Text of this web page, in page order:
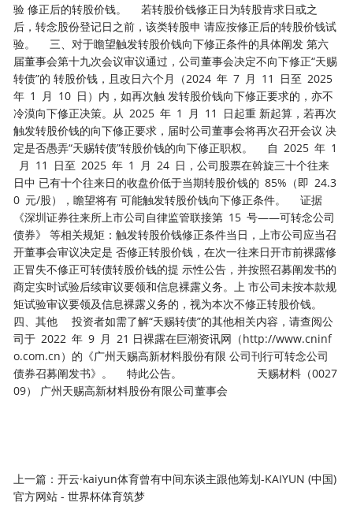
验 修正后的转股价钱。 若转股价钱修正日为转股肯求日或之
后，转念股份登记日之前，该类转股申 请应按修正后的转股价钱试
验。 三、对于瞻望触发转股价钱向下修正条件的具体阐发 第六
届董事会第十九次会议审议通过，公司董事会决定不向下修正“天赐
转债”的 转股价钱，且改日六个月（2024 年 7 月 11 日至 2025
年 1 月 10 日）内，如再次触 发转股价钱向下修正要求的，亦不
冷漠向下修正决策。从 2025 年 1 月 11 日起重 新起算，若再次
触发转股价钱的向下修正要求，届时公司董事会将再次召开会议 决
定是否愚弄“天赐转债”转股价钱的向下修正职权。 自 2025 年 1
月 11 日至 2025 年 1 月 24 日，公司股票在斡旋三十个往来
日中 已有十个往来日的收盘价低于当期转股价钱的 85%（即 24.3
0 元/股），瞻望将有 可能触发转股价钱向下修正条件。 证据
《深圳证券往来所上市公司自律监管联接第 15 号——可转念公司
债券》 等相关规矩：触发转股价钱修正条件当日，上市公司应当召
开董事会审议决定是 否修正转股价钱，在次一往来日开市前裸露修
正冒失不修正可转债转股价钱的提 示性公告，并按照召募阐发书的
商定实时试验后续审议要领和信息裸露义务。上 市公司未按本款规
矩试验审议要领及信息裸露义务的，视为本次不修正转股价钱。
四、其他 投资者如需了解“天赐转债”的其他相关内容，请查阅公
司于 2022 年 9 月 21 日裸露在巨潮资讯网（http://www.cninf
o.com.cn）的《广州天赐高新材料股份有限 公司刊行可转念公司
债券召募阐发书》。 特此公告。 天赐材料（0027
09） 广州天赐高新材料股份有限公司董事会
上一篇：开云·kaiyun体育曾有中间东谈主跟他筹划-KAIYUN (中国)
官方网站 - 世界杯体育筑梦